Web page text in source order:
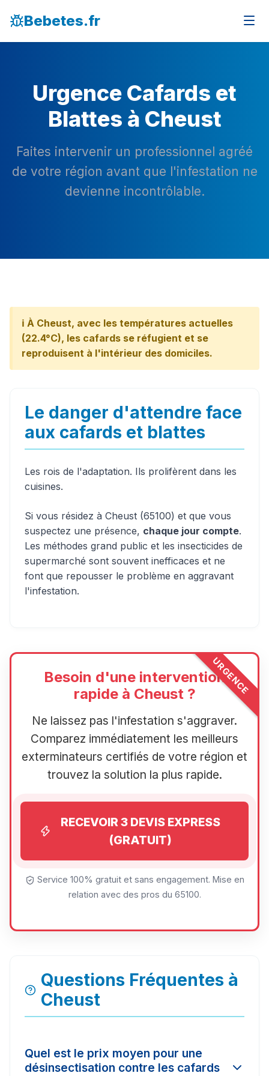
Bebetes.fr
Urgence Cafards et
Blattes à Cheust
Faites intervenir un professionnel agréé
de votre région avant que l'infestation ne
devienne incontrôlable.
ℹ️ À Cheust, avec les températures actuelles
(22.4°C), les cafards se réfugient et se
reproduisent à l'intérieur des domiciles.
Le danger d'attendre face
aux cafards et blattes
Les rois de l'adaptation. Ils prolifèrent dans les
cuisines.
Si vous résidez à Cheust (65100) et que vous
suspectez une présence, chaque jour compte.
Les méthodes grand public et les insecticides de
supermarché sont souvent inefficaces et ne
font que repousser le problème en aggravant
l'infestation.
URGENCE
Besoin d'une intervention
rapide à Cheust ?
Ne laissez pas l'infestation s'aggraver.
Comparez immédiatement les meilleurs
exterminateurs certifiés de votre région et
trouvez la solution la plus rapide.
RECEVOIR 3 DEVIS EXPRESS
(GRATUIT)
Service 100% gratuit et sans engagement. Mise en
relation avec des pros du 65100.
Questions Fréquentes à
Cheust
Quel est le prix moyen pour une
désinsectisation contre les cafards